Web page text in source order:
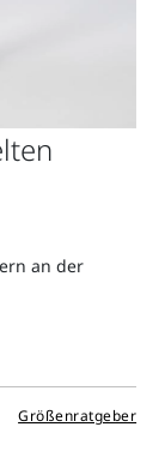
an der
Größenratgeber